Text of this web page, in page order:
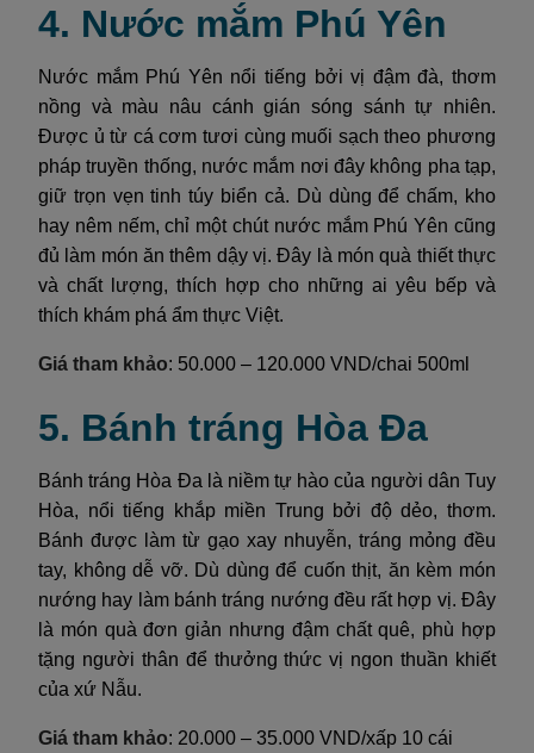
4. Nước mắm Phú Yên
Nước mắm Phú Yên nổi tiếng bởi vị đậm đà, thơm
nồng và màu nâu cánh gián sóng sánh tự nhiên.
Được ủ từ cá cơm tươi cùng muối sạch theo phương
pháp truyền thống, nước mắm nơi đây không pha tạp,
giữ trọn vẹn tinh túy biển cả. Dù dùng để chấm, kho
hay nêm nếm, chỉ một chút nước mắm Phú Yên cũng
đủ làm món ăn thêm dậy vị. Đây là món quà thiết thực
và chất lượng, thích hợp cho những ai yêu bếp và
thích khám phá ẩm thực Việt.
Giá tham khảo: 50.000 – 120.000 VND/chai 500ml
5. Bánh tráng Hòa Đa
Bánh tráng Hòa Đa là niềm tự hào của người dân Tuy
Hòa, nổi tiếng khắp miền Trung bởi độ dẻo, thơm.
Bánh được làm từ gạo xay nhuyễn, tráng mỏng đều
tay, không dễ vỡ. Dù dùng để cuốn thịt, ăn kèm món
nướng hay làm bánh tráng nướng đều rất hợp vị. Đây
là món quà đơn giản nhưng đậm chất quê, phù hợp
tặng người thân để thưởng thức vị ngon thuần khiết
của xứ Nẫu.
Giá tham khảo: 20.000 – 35.000 VND/xấp 10 cái